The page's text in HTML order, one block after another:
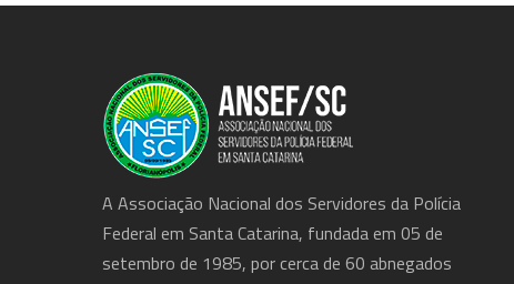
A Associação Nacional dos Servidores da Polícia
Federal em Santa Catarina, fundada em 05 de
setembro de 1985, por cerca de 60 abnegados